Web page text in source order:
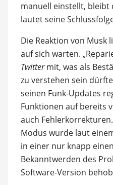
manuell einstellt, bleibt
lautet seine
Die Reaktion von Musk
auf sich warten.
Twittermit, was als
zu verstehen sein
seinen Funk-Updates
Funktionen auf bereits
auch
Modus wurde laut
in einer nur knapp
Bekanntwerden des
Software-Version